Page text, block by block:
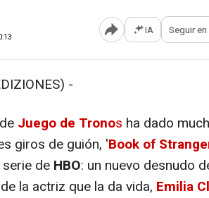
Abrir opciones para
IA Seguir en
-
Juego de Tronos ha dado
giros de guión, 'Book of
de HBO: un nuevo desnudo
la actriz que la da vida, Emilia